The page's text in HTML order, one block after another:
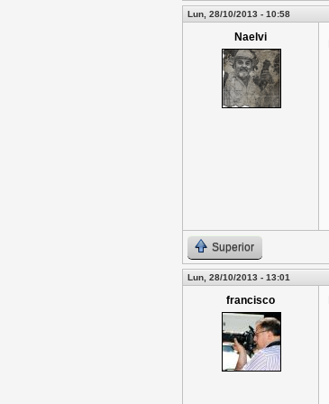
Lun, 28/10/2013 - 10:58
Naelvi
Superior
Lun, 28/10/2013 - 13:01
francisco